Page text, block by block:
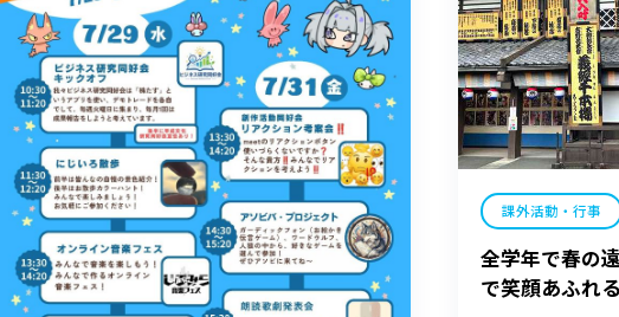
課外活動・行事
全学年で春の
で笑顔あふれ